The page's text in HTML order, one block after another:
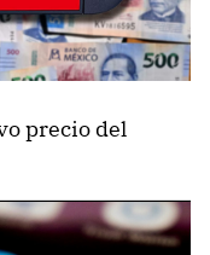
precio del